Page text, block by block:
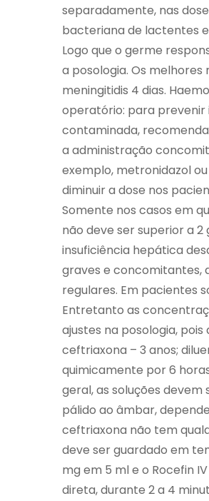
separadamente, nas
bacteriana de lactentes
Logo que o germe
a posologia. Os
meningitidis 4 dias.
operatório: para
contaminada,
a administração
exemplo, metronidazol
diminuir a dose nos
Somente nos casos em
não deve ser superior a
insuficiência hepática
graves e concomitantes,
regulares. Em pacientes
Entretanto as
ajustes na posologia,
ceftriaxona – 3 anos;
quimicamente por 6
geral, as soluções
pálido ao âmbar,
ceftriaxona não tem
deve ser guardado em
mg em 5 ml e o Rocefin
direta, durante 2 a 4